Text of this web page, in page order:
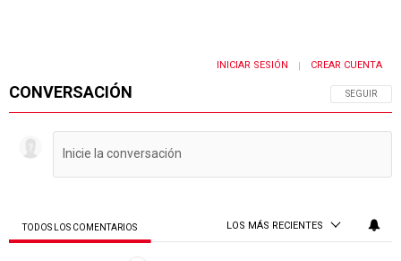
CONVERSACIÓN SIGA ESTA
SEGUIR
INICIAR SESIÓN | CREAR CUENTA
TODOS LOS COMENTARIOS LOS MÁS RECIENTES
Todos los comentarios